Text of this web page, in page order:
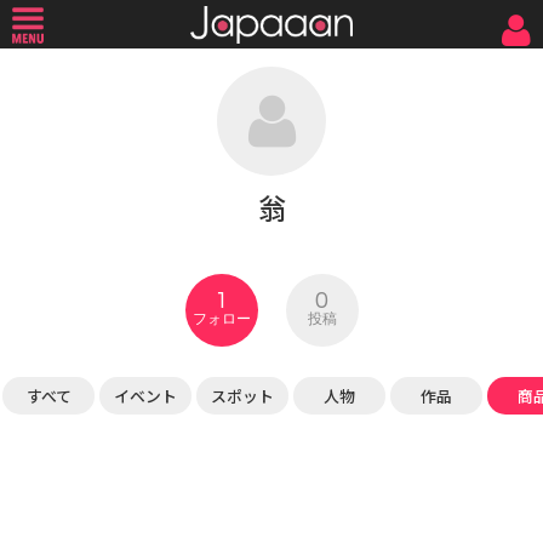
翁
1
フォロー
0
投稿
すべて イベント スポット 人物 作品 商